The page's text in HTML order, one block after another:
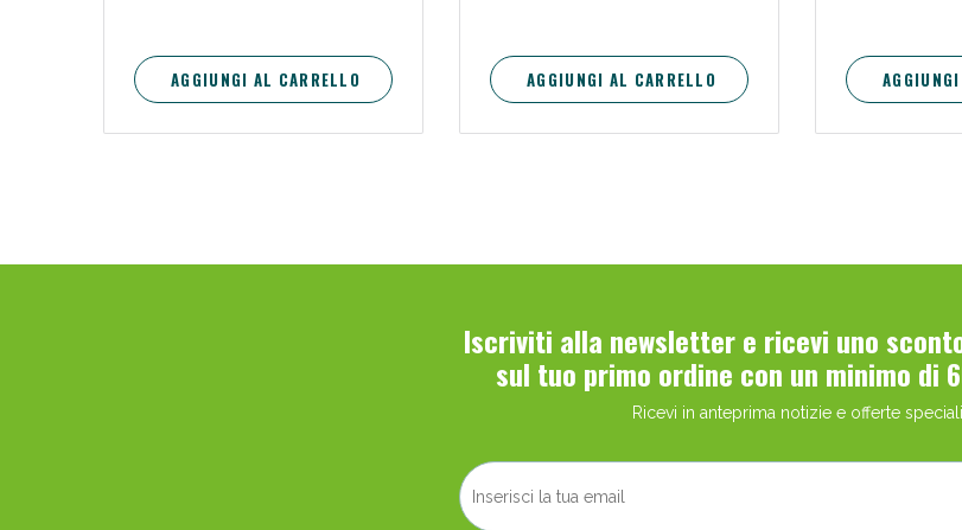
AGGIUNGI AL CARRELLO AGGIUNGI AL CARRELLO
Iscriviti alla newsletter e ricevi uno
sul tuo primo ordine con un minimo di
Ricevi in anteprima notizie e offerte speciali